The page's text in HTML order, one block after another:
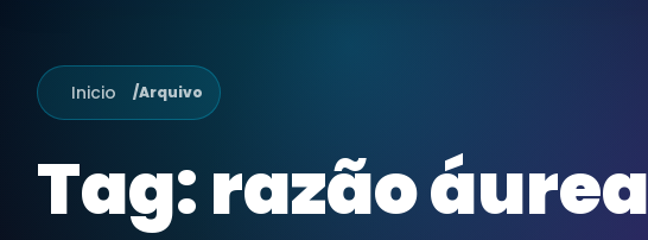
Inicio /Arquivo
Tag:razão áurea